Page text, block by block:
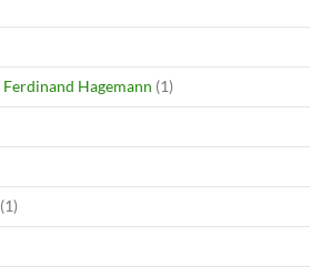
Hagemann (1)
(1)